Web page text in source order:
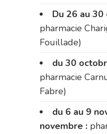
Du 26 au
pharmacie
Fouillade)
du 30
pharmacie
Fabre)
du 6 au 9
novembre :